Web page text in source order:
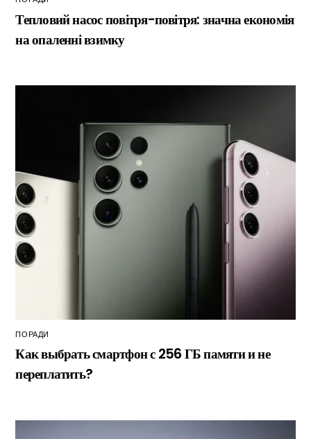
Тепловий насос повітря-повітря: значна економія
на опаленні взимку
ПОРАДИ
Как выбрать смартфон с 256 ГБ памяти и не
переплатить?